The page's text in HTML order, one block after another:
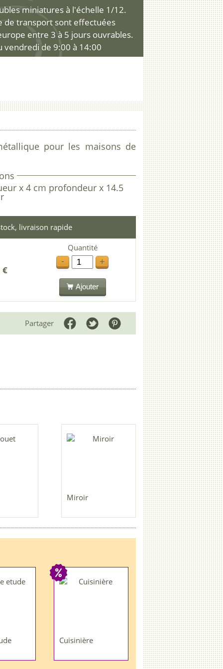
miniatures à l'échelle 1/12.
de transport sont effectuées
entre 3 à 5 jours ouvrables.
de 9:00 à 14:00
pour les maisons de
x 4 cm profondeur x 14.5
livraison rapide
€
Quantité
-
+
Ajouter
Partager
Miroir
Cuisinière